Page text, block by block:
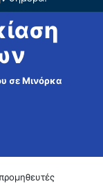
σε Μινόρκα